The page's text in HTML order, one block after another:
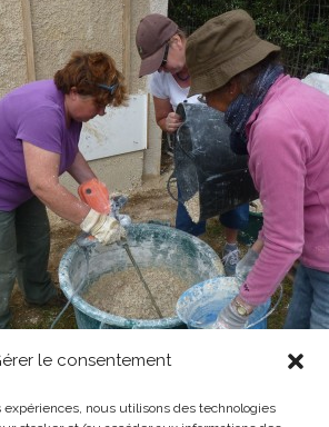
le consentement
nous utilisons des technologies